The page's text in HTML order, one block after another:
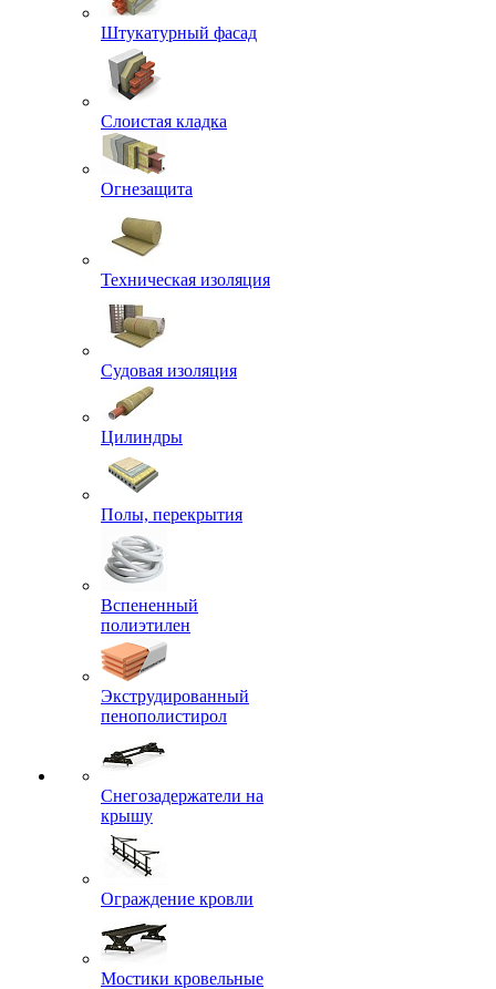
Штукатурный фасад
Слоистая кладка
Огнезащита
Техническая изоляция
Судовая изоляция
Цилиндры
Полы, перекрытия
Вспененный
полиэтилен
Экструдированный
пенополистирол
Снегозадержатели на
крышу
Ограждение кровли
Мостики кровельные